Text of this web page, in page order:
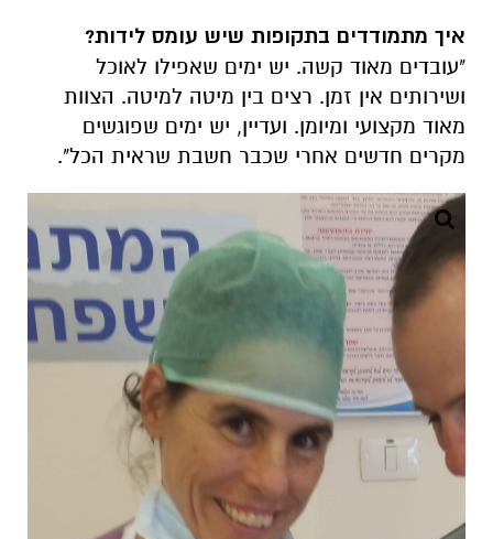
מקרים חדשים אחרי שכבר חשבת שראית הכל".